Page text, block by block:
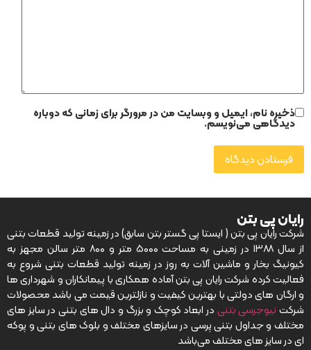
ذخیره نام، ایمیل و وبسایت من در مرورگر برای زمانی که دوباره
دیدگاهی می‌نویسم.
رایان پی بتن
شرکت رایان پی بتن ( ایستا پی گستر بتن سابق) در زمینه تولید قطعات بتنی
از سال ۱۳۸۸ در زمینی به مساحت ۵۰۰۰ متر و ۸۰۰ متر سالن مجهز به
کیونیگ بخار و ماشین آلات به روز در زمینه تولید قطعات بتنی شروع به
فعالیت کرده شرکت رایان پی بتن آماده همکاری با پیمانکاران و شهرداری ها
و ارگان های دولتی با بهترین کیفیت و نازلترین قیمت می باشد محصولات
شرکتنیوجرسی بتنیدر ابعاد کوچک و بزرگ و دال های بتنی در سایز های
مختلف و جداول بتنی پرسی در سایزهای مختلف و بلوک های بتنی و پوکه
ای در سایز های مختلف می‌باشد